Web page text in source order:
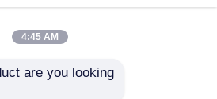
4:45 AM
are you looking